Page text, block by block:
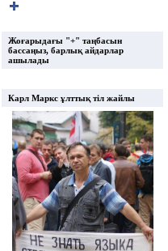
Жоғарыдағы "+" таңбасын
бассаңыз, барлық айдарлар
ашылады
Карл Маркс ұлттық тіл жайлы